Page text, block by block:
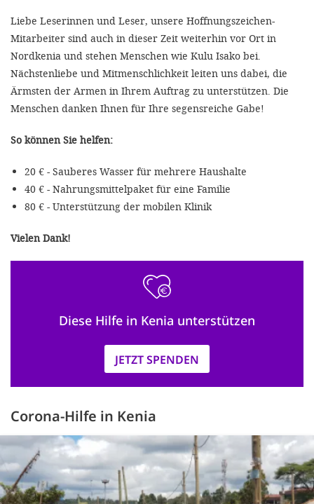
Liebe Leserinnen und Leser, unsere Hoffnungszeichen-
Mitarbeiter sind auch in dieser Zeit weiterhin vor Ort in
Nordkenia und stehen Menschen wie Kulu Isako bei.
Nächstenliebe und Mitmenschlichkeit leiten uns dabei, die
Ärmsten der Armen in Ihrem Auftrag zu unterstützen. Die
Menschen danken Ihnen für Ihre segensreiche Gabe!
So können Sie helfen:
20 € - Sauberes Wasser für mehrere Haushalte
40 € - Nahrungsmittelpaket für eine Familie
80 € - Unterstützung der mobilen Klinik
Vielen Dank!
Diese Hilfe in Kenia unterstützen
JETZT SPENDEN
Corona-Hilfe in Kenia